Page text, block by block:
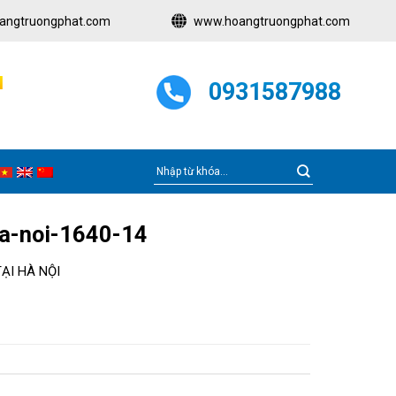
www.hoangtruongphat.com
0931587988
noi-1640-14
HÀ NỘI